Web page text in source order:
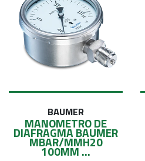
BAUMER
MANOMETRO DE
DIAFRAGMA BAUMER
MBAR/MMH20
100MM ...